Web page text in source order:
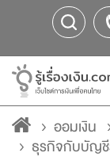
ออมเงิน
ธุรกิจกับบัญชี